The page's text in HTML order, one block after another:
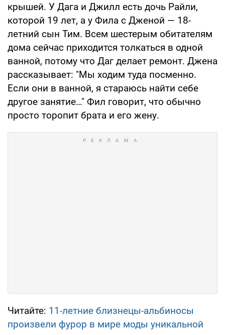
крышей. У Дага и Джилл есть дочь Райли,
которой 19 лет, а у Фила с Дженой — 18-
летний сын Тим. Всем шестерым обитателям
дома сейчас приходится толкаться в одной
ванной, потому что Даг делает ремонт. Джена
рассказывает: "Мы ходим туда посменно.
Если они в ванной, я стараюсь найти себе
другое занятие…" Фил говорит, что обычно
просто торопит брата и его жену.
Читайте: 11-летние близнецы-альбиносы
произвели фурор в мире моды уникальной